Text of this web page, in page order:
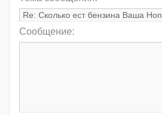
Сообщение: